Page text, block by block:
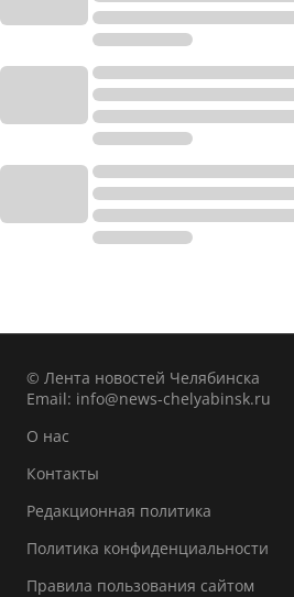
© Лента новостей Челябинска
Email: info@news-chelyabinsk.ru
О нас
Контакты
Редакционная политика
Политика конфиденциальности
Правила пользования сайтом